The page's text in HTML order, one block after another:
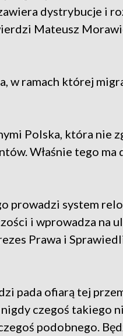
dystrybucje i
Mateusz
w ramach której
Polska, która nie
Właśnie tego ma
prowadzi system
i wprowadza na
Prawa i
pada ofiarą tej
czegoś takiego
podobnego.